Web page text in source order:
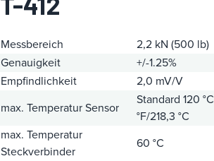
Messbereich
2,2 kN (500 lb)
Genauigkeit
+/-1.25%
Empfindlichkeit
2,0 mV/V
max. Temperatur Sensor
Standard 120 °C
°F/218,3 °C
max. Temperatur
Steckverbinder
60 °C